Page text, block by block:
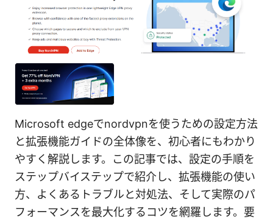
Microsoft edgeでnordvpnを使うための設定方法
と拡張機能ガイドの全体像を、初心者にもわかり
やすく解説します。この記事では、設定の手順を
ステップバイステップで紹介し、拡張機能の使い
方、よくあるトラブルと対処法、そして実際のパ
フォーマンスを最大化するコツを網羅します。要